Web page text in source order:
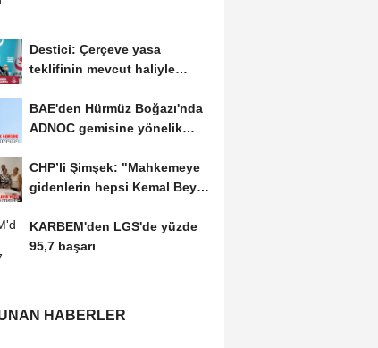
Destici: Çerçeve yasa
teklifinin mevcut haliyle
BAE'den Hürmüz Boğazı'nda
ADNOC gemisine yönelik
CHP’li Şimşek: "Mahkemeye
gidenlerin hepsi Kemal Bey’e
KARBEM'den LGS'de yüzde
95,7 başarı
HABERLER